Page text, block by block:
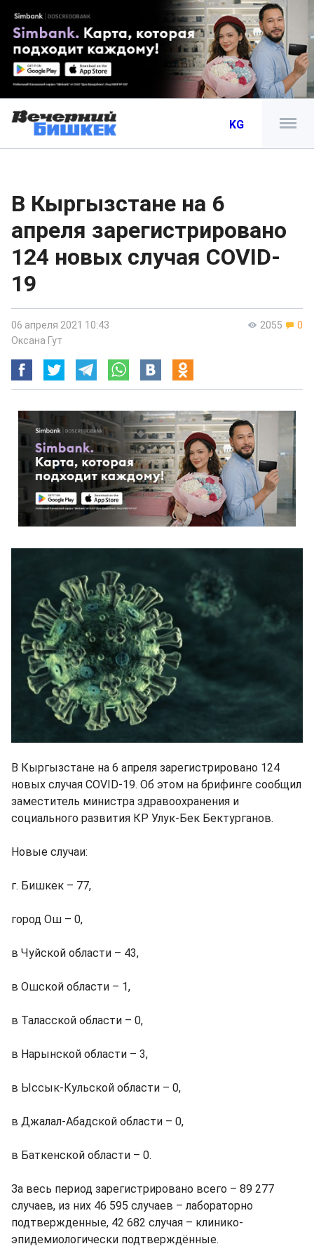
KG
В Кыргызстане на 6
апреля зарегистрировано
124 новых случая COVID-
19
2055 0
06 апреля 2021 10:43
Оксана Гут
В Кыргызстане на 6 апреля зарегистрировано 124
новых случая COVID-19. Об этом на брифинге сообщил
заместитель министра здравоохранения и
социального развития КР Улук-Бек Бектурганов.
Новые случаи:
г. Бишкек – 77,
город Ош – 0,
в Чуйской области – 43,
в Ошской области – 1,
в Таласской области – 0,
в Нарынской области – 3,
в Ыссык-Кульской области – 0,
в Джалал-Абадской области – 0,
в Баткенской области – 0.
За весь период зарегистрировано всего – 89 277
случаев, из них 46 595 случаев – лабораторно
подтвержденные, 42 682 случая – клинико-
эпидемиологически подтверждённые.